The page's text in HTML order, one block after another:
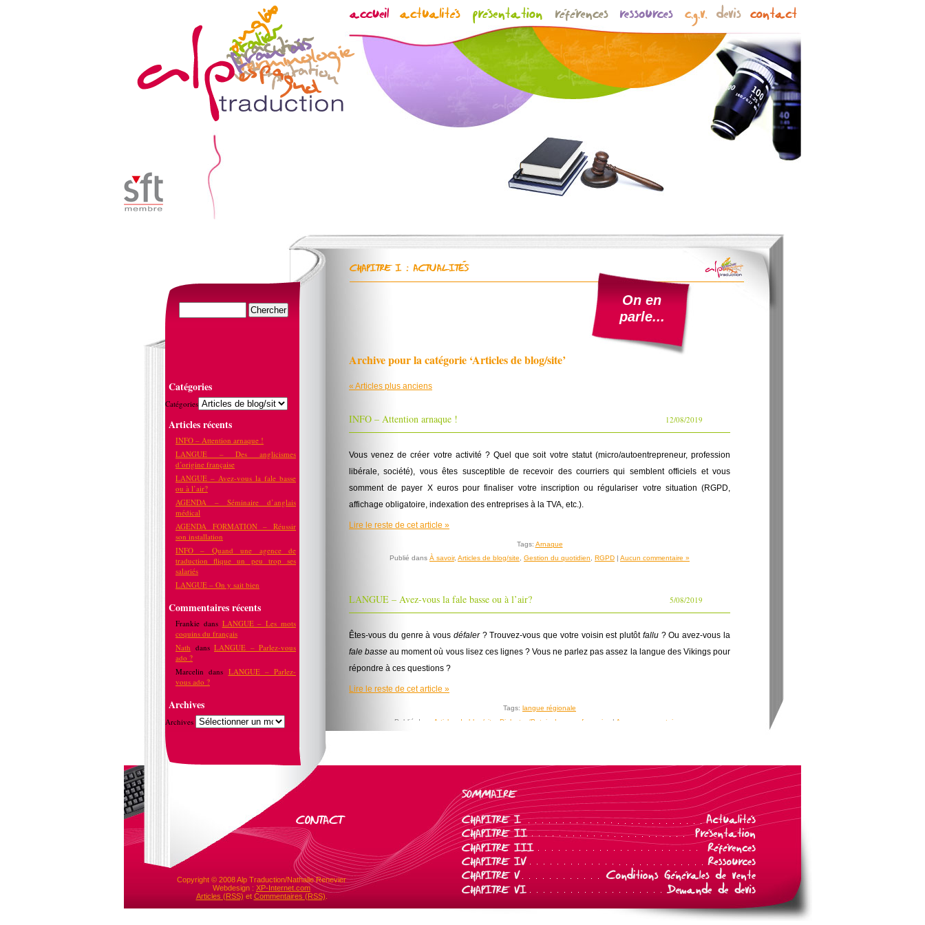
On en
parle...
Archive pour la catégorie ‘Articles de blog/site’
« Articles plus anciens
12/08/2019
INFO – Attention arnaque !
Vous venez de créer votre activité ? Quel que soit votre statut (micro/autoentrepreneur, profession
libérale, société), vous êtes susceptible de recevoir des courriers qui semblent officiels et vous
somment de payer X euros pour finaliser votre inscription ou régulariser votre situation (RGPD,
affichage obligatoire, indexation des entreprises à la TVA, etc.).
Lire le reste de cet article »
Tags: Arnaque
Publié dans À savoir, Articles de blog/site Gestion du quotidien RGPD | Aucun commentaire »
5/08/2019
LANGUE – Avez-vous la fale basse ou à l’air?
Êtes-vous du genre à vous défaler? Trouvez-vous que votre voisin est plutôt fallu? Ou avez-vous la
fale basse au moment où vous lisez ces lignes ? Vous ne parlez pas assez la langue des Vikings pour
répondre à ces questions ?
Lire le reste de cet article »
Tags: langue régionale
Publié dans
Articles de blog/site Dialectes/Patois Langue française | Aucun commentaire »
16/11/2018
INFO – Paul de Sinety succède à Loïc Depecker
Paul de Sinety remplace Loïc Depecker au poste de délégué général à la langue française.
Lire le
Tags: Nomination
Publié dansArticles de blog/site, DGLFLF
15/06/2017
INFO – A propos d’orthographe
Catégories
Catégories
Articles récents
INFO – Attention arnaque !
LANGUE – Des anglicismes
d’origine française
LANGUE – Avez-vous la fale basse
ou à l’air?
AGENDA – Séminaire d’anglais
médical
AGENDA FORMATION – Réussir
son installation
INFO – Quand une agence de
traduction flique un peu trop ses
salariés
LANGUE – On y sait bien
Commentaires récents
Frankie dans LANGUE – Les mots
coquins du français
Nath dans LANGUE – Parlez-vous
ado ?
Marcelin dans LANGUE – Parlez-
vous ado ?
Archives
Archives
Copyright © 2008 Alp Traduction/Nathalie Renevier
Webdesign : XP-Internet.com
Articles (RSS) et Commentaires (RSS)